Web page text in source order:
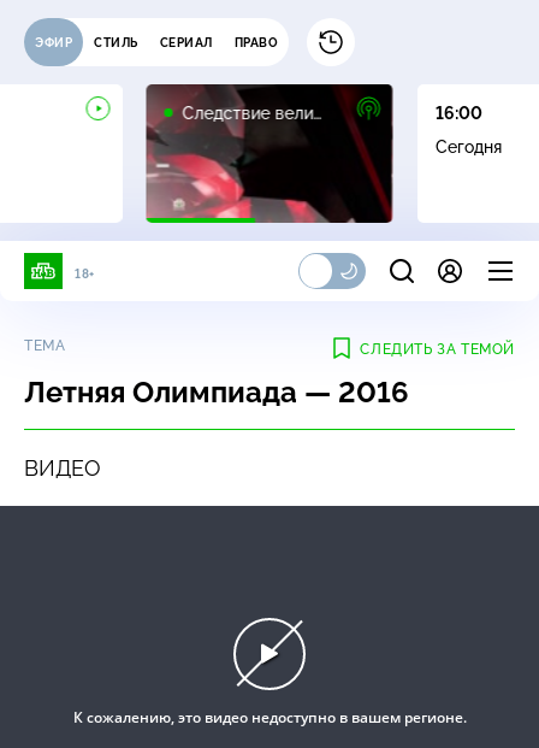
ЭФИР СТИЛЬ СЕРИАЛ ПРАВО
Следствие вели…
16:00
Сегодня
18+
СЛЕДИТЬ ЗА ТЕМОЙ
ТЕМА
Летняя Олимпиада — 2016
ВИДЕО
This
a
К сожалению, это видео недоступно в вашем регионе.